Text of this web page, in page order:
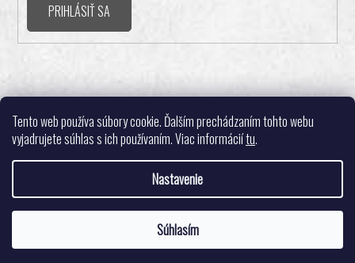
Tento web používa súbory cookie. Ďalším prechádzaním tohto webu
vyjadrujete súhlas s ich používaním. Viac informáciítu.
Nastavenie
Súhlasím
PRIHLÁSIŤ SA
Realizovalo štúdio ADATELIER
Vytvoril Shoptet
Pingpongshop.sk - Športové potreby
vyhradené.